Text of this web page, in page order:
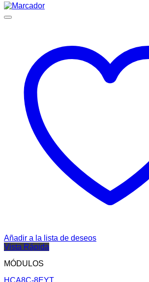
Añadir a la lista de deseos
Vista Rápida
MÓDULOS